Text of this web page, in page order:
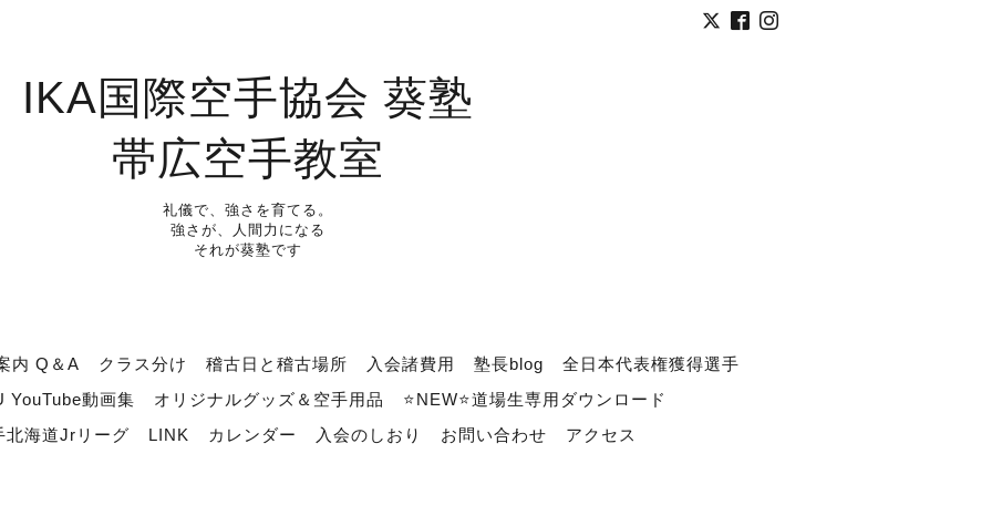
IKA国際空手協会 葵塾
帯広空手教室
礼儀で、強さを育てる。
強さが、人間力になる
それが葵塾です
内 Q＆A クラス分け 稽古日と稽古場所 入会諸費用 塾長blog
全日本代表権獲得選手
YouTube動画集
オリジナルグッズ＆空手用品
⭐NEW⭐道場生専用ダウンロード
北海道Jrリーグ
LINK カレンダー 入会のしおり お問い合わせ アクセス